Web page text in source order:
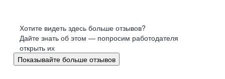
Хотите видеть здесь больше отзывов?
Дайте знать об этом — попросим работодателя
открыть их
Показывайте больше отзывов